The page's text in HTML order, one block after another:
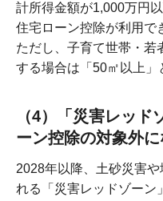
計所得金額が1,000万円
住宅ローン控除が利用で
ただし、子育て世帯・若
する場合は「50㎡以上」
（4）「災害レッド
ーン控除の対象外に
2028年以降、土砂災害
れる「災害レッドゾーン